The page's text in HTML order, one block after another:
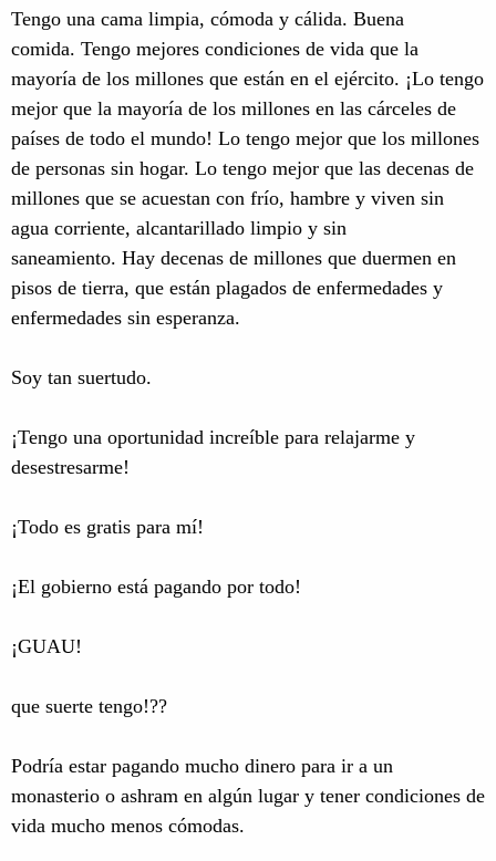
Tengo una cama limpia, cómoda y cálida. Buena
comida. Tengo mejores condiciones de vida que la
mayoría de los millones que están en el ejército. ¡Lo tengo
mejor que la mayoría de los millones en las cárceles de
países de todo el mundo! Lo tengo mejor que los millones
de personas sin hogar. Lo tengo mejor que las decenas de
millones que se acuestan con frío, hambre y viven sin
agua corriente, alcantarillado limpio y sin
saneamiento. Hay decenas de millones que duermen en
pisos de tierra, que están plagados de enfermedades y
enfermedades sin esperanza.
Soy tan suertudo.
¡Tengo una oportunidad increíble para relajarme y
desestresarme!
¡Todo es gratis para mí!
¡El gobierno está pagando por todo!
¡GUAU!
que suerte tengo!??
Podría estar pagando mucho dinero para ir a un
monasterio o ashram en algún lugar y tener condiciones de
vida mucho menos cómodas.